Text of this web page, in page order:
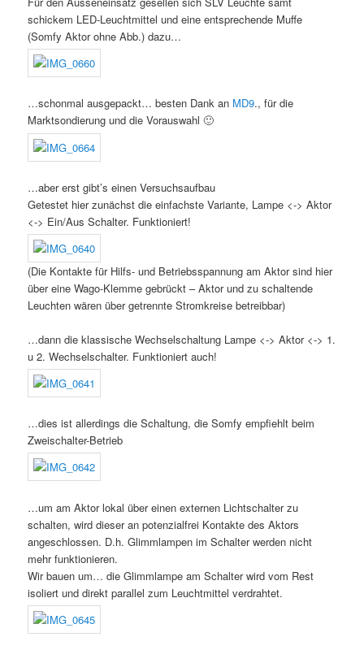
schickem LED-Leuchtmittel und eine entsprechende Muffe
(Somfy Aktor ohne Abb.) dazu…
…schonmal ausgepackt… besten Dank an MD9., für die
Marktsondierung und die Vorauswahl 🙂
…aber erst gibt’s einen Versuchsaufbau
Getestet hier zunächst die einfachste Variante, Lampe <-> Aktor
<-> Ein/Aus Schalter. Funktioniert!
(Die Kontakte für Hilfs- und Betriebsspannung am Aktor sind hier
über eine Wago-Klemme gebrückt – Aktor und zu schaltende
Leuchten wären über getrennte Stromkreise betreibbar)
…dann die klassische Wechselschaltung Lampe <-> Aktor <-> 1.
u 2. Wechselschalter. Funktioniert auch!
…dies ist allerdings die Schaltung, die Somfy empfiehlt beim
Zweischalter-Betrieb
…um am Aktor lokal über einen externen Lichtschalter zu
schalten, wird dieser an potenzialfrei Kontakte des Aktors
angeschlossen. D.h. Glimmlampen im Schalter werden nicht
mehr funktionieren.
Wir bauen um… die Glimmlampe am Schalter wird vom Rest
isoliert und direkt parallel zum Leuchtmittel verdrahtet.